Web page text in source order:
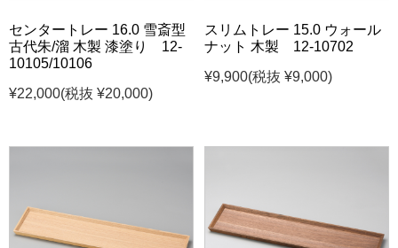
センタートレー 16.0 雪斎型
古代朱/溜 木製 漆塗り 12-
10105/10106
¥22,000(税抜 ¥20,000)
スリムトレー 15.0 ウォール
ナット 木製 12-10702
¥9,900(税抜 ¥9,000)